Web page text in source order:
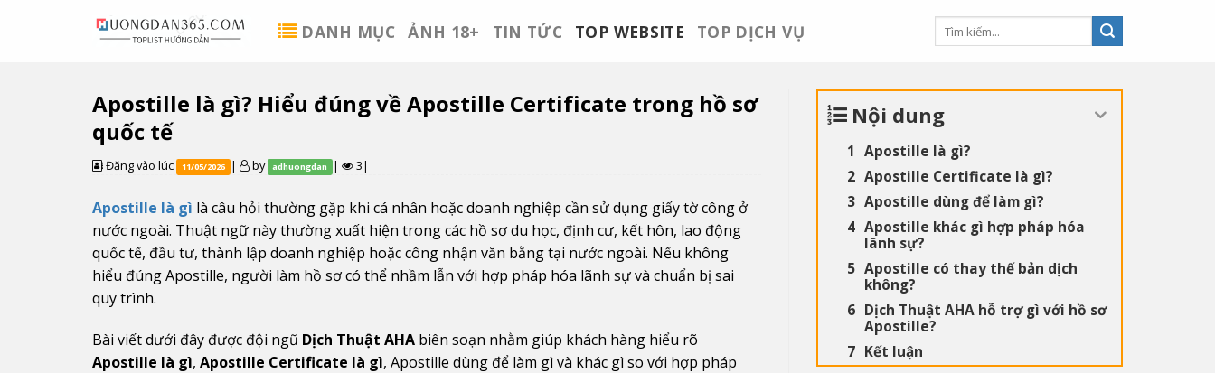
DANH MỤC ẢNH 18+ TIN TỨC TOP WEBSITE TOP DỊCH VỤ
Apostille là gì? Hiểu đúng về Apostille Certificate trong hồ sơ
quốc tế
Đăng vào lúc 11/05/2026 | by adhuongdan | 3|
Apostille là gì là câu hỏi thường gặp khi cá nhân hoặc doanh nghiệp cần sử dụng giấy tờ công ở
nước ngoài. Thuật ngữ này thường xuất hiện trong các hồ sơ du học, định cư, kết hôn, lao động
quốc tế, đầu tư, thành lập doanh nghiệp hoặc công nhận văn bằng tại nước ngoài. Nếu không
hiểu đúng Apostille, người làm hồ sơ có thể nhầm lẫn với hợp pháp hóa lãnh sự và chuẩn bị sai
quy trình.
Bài viết dưới đây được đội ngũ Dịch Thuật AHA biên soạn nhằm giúp khách hàng hiểu rõ
Apostille là gì, Apostille Certificate là gì, Apostille dùng để làm gì và khác gì so với hợp pháp
Nội dung
Apostille là gì?
Apostille Certificate là gì?
Apostille dùng để làm gì?
Apostille khác gì hợp pháp hóa
lãnh sự?
Apostille có thay thế bản dịch
không?
Dịch Thuật AHA hỗ trợ gì với hồ sơ
Apostille?
Kết luận